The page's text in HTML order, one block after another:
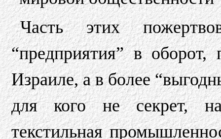
Часть этих
“предприятия” в
Израиле, а в более
для кого не секрет,
текстильная